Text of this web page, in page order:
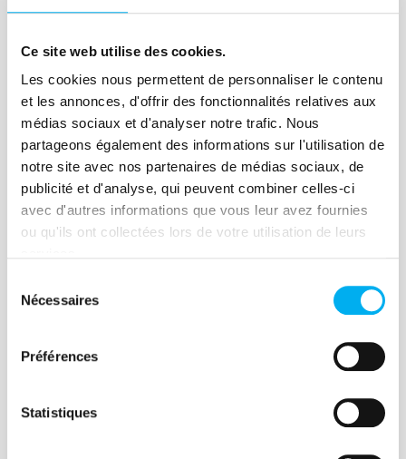
Ce site web utilise des cookies.
Les cookies nous permettent de personnaliser le contenu
et les annonces, d'offrir des fonctionnalités relatives aux
médias sociaux et d'analyser notre trafic. Nous
partageons également des informations sur l'utilisation de
notre site avec nos partenaires de médias sociaux, de
publicité et d'analyse, qui peuvent combiner celles-ci
avec d'autres informations que vous leur avez fournies
ou qu'ils ont collectées lors de votre utilisation de leurs
Nécessaires
Préférences
Statistiques
Article
La modélisation du risque,
l’outil nécessaire à la prise de
décision et à la performance
17 novembre 2020 Risk management
analyser ne cesse de s'accroître pour les
reste l'outil indispensable des crédit
Lire la suite